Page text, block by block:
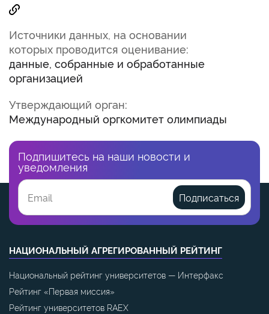
Источники данных, на основании
которых проводится оценивание:
данные, собранные и обработанные
организацией
Утверждающий орган:
Международный оргкомитет олимпиады
Подпишитесь на наши новости и
уведомления
Подписаться
НАЦИОНАЛЬНЫЙ АГРЕГИРОВАННЫЙ РЕЙТИНГ
Национальный рейтинг университетов — Интерфакс
Рейтинг «Первая миссия»
Рейтинг университетов RAEX